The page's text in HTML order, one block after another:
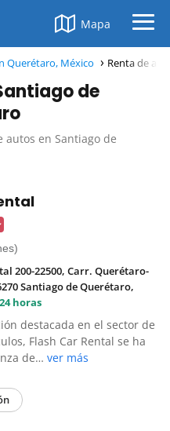
Mapa
Querétaro, México Renta de
de
autos en Santiago de
200-22500, Carr. Querétaro-
Santiago de Querétaro,
horas
destacada en el sector de
Flash Car Rental se ha
de… ver más